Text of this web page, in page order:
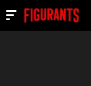
Actualités